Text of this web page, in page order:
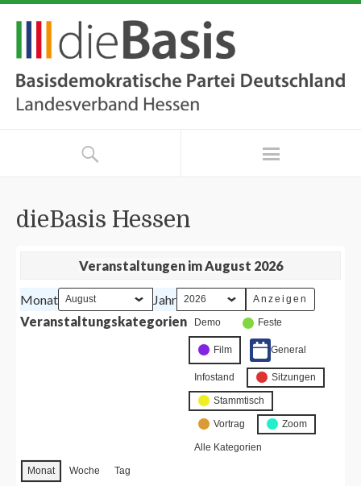
dieBasis Hessen
Veranstaltungen im August 2026
Monat
Jahr
Veranstaltungskategorien
Demo Feste
Film General
Infostand Sitzungen
Stammtisch
Vortrag Zoom
Alle Kategorien
Monat Woche Tag